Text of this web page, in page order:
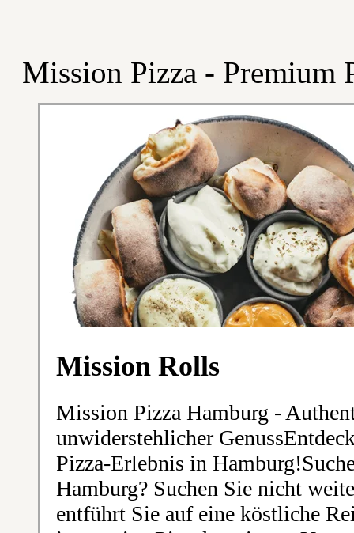
Mission Pizza - Premium
Mission Rolls
Mission Pizza Hamburg -
unwiderstehlicher
Pizza-Erlebnis in
Hamburg? Suchen Sie nicht
entführt Sie auf eine köstliche